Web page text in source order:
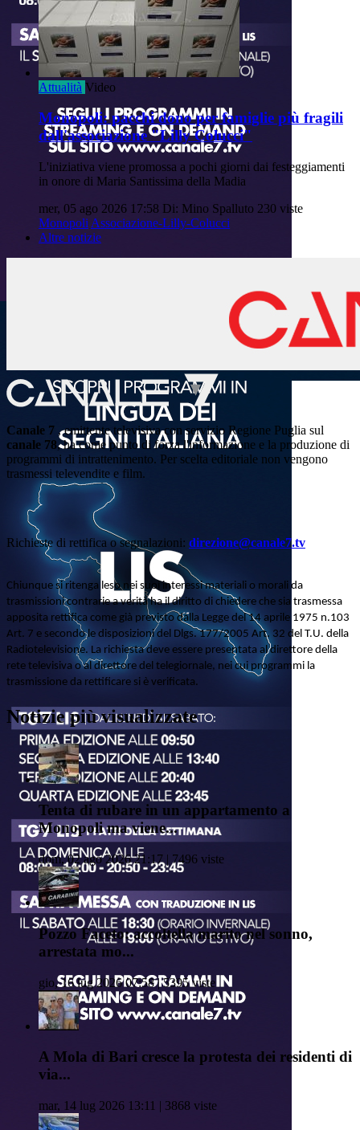
Attualità Video
Monopoli: pacchi dono per famiglie più fragili
dall'associazione "Lilly Colucci"
L'iniziativa viene promossa a pochi giorni dai festeggiamenti
in onore di Maria Santissima della Madia
mer, 05 ago 2026 17:58 Di: Mino Spalluto 230 viste
Monopoli Associazione-Lilly-Colucci
Altre notizie
Canale 7 , emittente televisiva con servizio Regione Puglia sul
canale 78, ha come punto di forza l'informazione e la produzione di
programmi di intrattenimento. Per scelta editoriale non vengono
trasmessi televendite e film.
Richieste di rettifica o segnalazioni: direzione@canale7.tv
Chiunque si ritenga leso nei suoi interessi materiali o morali da
trasmissioni contrarie a verità ha il diritto di chiedere che sia trasmessa
apposita rettifica come già previsto dalla Legge del 14 aprile 1975 n.103
Art. 7 e secondo le disposizioni del Dlgs. 177/2005 Art. 32 del T.U. della
Radiotelevisione. La richiesta deve essere presentata al direttore della
rete televisiva o al direttore del telegiornale, nei cui programmi la
trasmissione da rettificare si è verificata.
Notizie più visualizzate
Tenta di rubare in un appartamento a
Monopoli ma viene...
dom, 02 ago 2026 21:17 | 7496 viste
Pozzo Faceto: accoltella marito nel sonno,
arrestata mo...
gio, 16 lug 2026 07:58 | 5395 viste
A Mola di Bari cresce la protesta dei residenti di
via...
mar, 14 lug 2026 13:11 | 3868 viste